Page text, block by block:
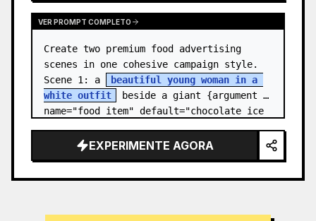
VER PROMPT COMPLETO
Create two premium food advertising
scenes in one cohesive campaign style.
Scene 1: a
beautiful young woman in a
white outfit
beside a giant {argument
name="food item" default="chocolate ice
EXPERIMENTE AGORA